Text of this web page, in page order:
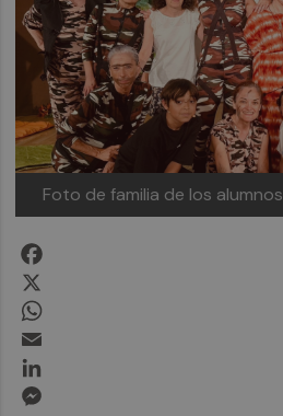
Foto de familia de los alumnos